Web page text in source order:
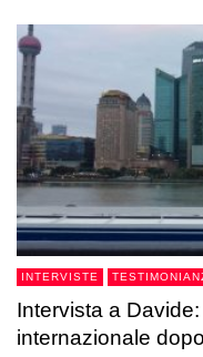
INTERVISTE
Intervista a
internazionale